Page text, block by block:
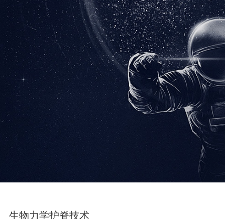
生物力学护脊技术